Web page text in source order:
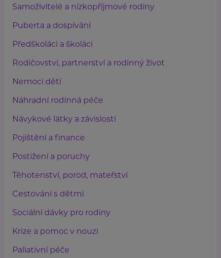
Samoživitelé a nízkopříjmové rodiny
Puberta a dospívání
Předškoláci a školáci
Rodičovství, partnerství a rodinný život
Nemoci dětí
Náhradní rodinná péče
Návykové látky a závislosti
Pojištění a finance
Postižení a poruchy
Těhotenství, porod, mateřství
Cestování s dětmi
Sociální dávky pro rodiny
Krize a pomoc v nouzi
Paliativní péče